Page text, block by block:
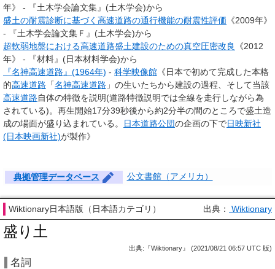
年》 - 『土木学会論文集』(土木学会)から
盛土の耐震診断に基づく高速道路の通行機能の耐震性評価 《2009年》
- 『土木学会論文集Ｆ』(土木学会)から
超軟弱地盤における高速道路盛土建設のための真空圧密改良
《2012
年》 - 『材料』(日本材料学会)から
『名神高速道路』(1964年) - 科学映像館 《日本で初めて完成した本格
的高速道路 「名神高速道路 」の生いたちから建設の過程、そして当該
高速道路自体の特徴を説明(道路特徴説明では全線を走行しながら為
されている)。再生開始17分39秒後から約2分半の間のところで盛土造
成の場面が盛り込まれている。
日本道路公団の企画の下で日映新社
(日本映画新社)が製作》
典拠管理データベース 公文書館（アメリカ）
Wiktionary日本語版（日本語カテゴリ） 出典： Wiktionary
盛り土
出典:『Wiktionary』 (2021/08/21 06:57 UTC 版)
名詞